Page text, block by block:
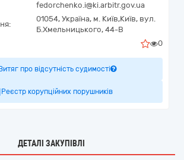
fedorchenko.i@ki.arbitr.gov.ua
01054, Україна, м. Київ,Київ, вул.
Б.Хмельницького, 44-В
0
про відсутність судимості
Реєстр корупційних порушників
ДЕТАЛІ ЗАКУПІВЛІ